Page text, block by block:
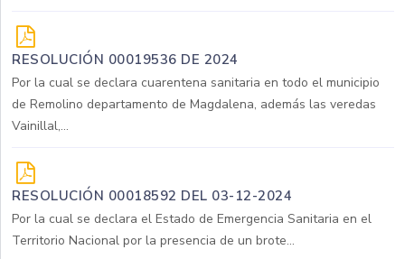
RESOLUCIÓN 00019536 DE 2024
Por la cual se declara cuarentena sanitaria en todo el municipio
de Remolino departamento de Magdalena, además las veredas
Vainillal,...
RESOLUCIÓN 00018592 DEL 03-12-2024
Por la cual se declara el Estado de Emergencia Sanitaria en el
Territorio Nacional por la presencia de un brote...